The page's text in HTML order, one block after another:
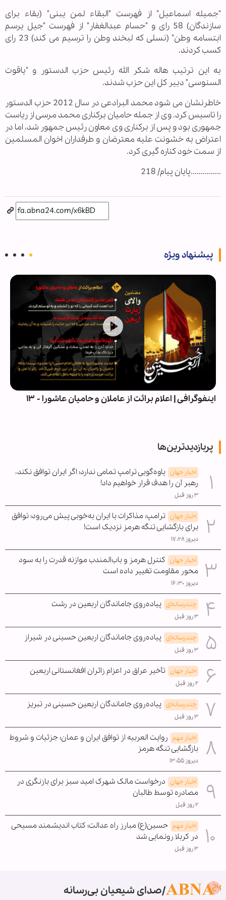
"جمیله اسماعیل" از فهرست "البقاء لمن یبنی" (بقاء برای
سازندگان) 58 رای و "حسام عبدالغفار" از فهرست "جیل یرسم
ابتسامه وطن" (نسلی که لبخند وطن را ترسیم می کند) 23 رای
کسب کردند.
به این ترتیب هاله شکر الله رئیس حزب الدستور و "یاقوت
السنوسی" دبیر کل این حزب شدند.
خاطرنشان می شود محمد البرادعی در سال 2012 حزب الدستور
را تاسیس کرد. وی از جمله حامیان برکناری محمد مرسی از ریاست
جمهوری بود و پس از برکناری وی معاون رئیس جمهور شد، اما در
اعتراض به خشونت علیه معترضان و طرفداران اخوان المسلمین
از سمت خود کناره گیری کرد.
...............پایان پیام/ 218
پیشنهاد ویژه
اینفوگرافی | اعلام برائت از عاملان و حامیان عاشورا - ۱۳
پربازدیدترین‌ها
اخبار جهان یاوه‌گویی ترامپ تمامی ندارد؛ اگر ایران توافق نکند،
رهبر آن را هدف قرار خواهیم داد!
۳ روز قبل
اخبار جهان ترامپ: مذاکرات با ایران به‌خوبی پیش می‌رود؛ توافق
برای بازگشایی تنگه هرمز نزدیک است!
دیروز ۱۷:۲۸
اخبار جهان کنترل هرمز و باب‌المندب موازنه قدرت را به سود
محور مقاومت تغییر داده است
دیروز ۱۶:۳۰
چندرسانه‌ای پیاده‌روی جاماندگان اربعین در رشت
۳ روز قبل
چندرسانه‌ای پیاده‌روی جاماندگان اربعین حسینی در شیراز
۳ روز قبل
اخبار جهان تأخیر عراق در اعزام زائران افغانستانی اربعین
۲ روز قبل
چندرسانه‌ای پیاده‌روی جاماندگان اربعین حسینی در تبریز
۳ روز قبل
اخبار مهم روایت العربیه از توافق ایران و عمان؛ جزئیات و شروط
بازگشایی تنگه هرمز
دیروز ۱۳:۵۵
اخبار جهان درخواست مالک شهرک امید سبز برای بازنگری در
مصادره توسط طالبان
۲ روز قبل
اخبار مهم حسین(ع) مبارز راه عدالت؛ کتاب اندیشمند مسیحی
در کربلا رونمایی شد
۳ روز قبل
صدای شیعیان بی‌رسانه